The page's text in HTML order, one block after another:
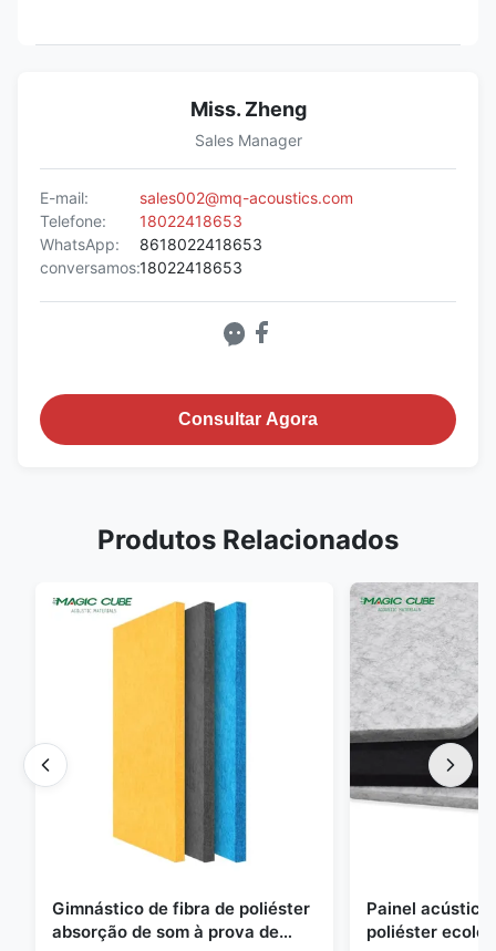
Miss. Zheng
Sales Manager
E-mail:
sales002@mq-acoustics.com
Telefone:
18022418653
WhatsApp:
8618022418653
conversamos:18022418653
Consultar Agora
Produtos Relacionados
Gimnástico de fibra de poliéster
absorção de som à prova de
Painel acústico
poliéster